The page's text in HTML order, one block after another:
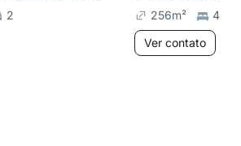
2
256m²
4
Ver contato